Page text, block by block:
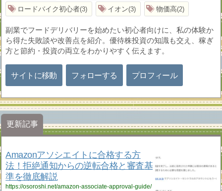
ロードバイク初心者 3 イオン 3 物価高 2
副業でフードデリバリーを始めたい初心者向けに、私の体験か
ら得た失敗談や改善点を紹介。優待株投資の知識も交え、稼ぎ
方と節約・投資の両立をわかりやすく伝えます。
サイトに移動 フォローする プロフィール
更新記事
Amazonアソシエイトに合格する方
法！拒絶通知からの逆転合格と審査基
準を徹底解説
https://osoroshi.net/amazon-associate-approval-guide/